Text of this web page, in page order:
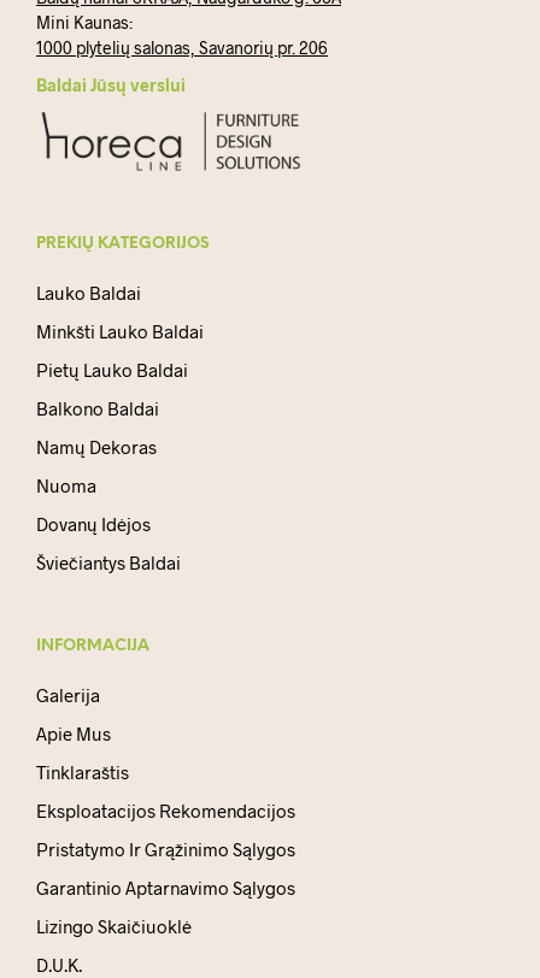
Mini Kaunas:
1000 plytelių salonas, Savanorių pr. 206
Baldai Jūsų verslui
PREKIŲ KATEGORIJOS
Lauko Baldai
Minkšti Lauko Baldai
Pietų Lauko Baldai
Balkono Baldai
Namų Dekoras
Nuoma
Dovanų Idėjos
Šviečiantys Baldai
INFORMACIJA
Galerija
Apie Mus
Tinklaraštis
Eksploatacijos Rekomendacijos
Pristatymo Ir Grąžinimo Sąlygos
Garantinio Aptarnavimo Sąlygos
Lizingo Skaičiuoklė
D.U.K.